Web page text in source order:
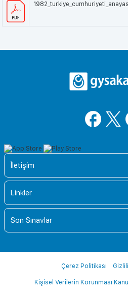
İletişim
Linkler
Son Sınavlar
Çerez Politikası
Kişisel Verilerin Korunması